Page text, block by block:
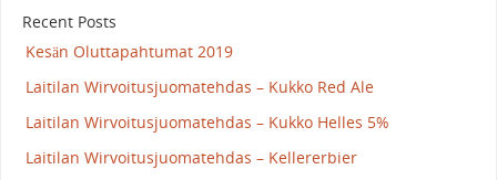
Recent Posts
Kesän Oluttapahtumat 2019
Laitilan Wirvoitusjuomatehdas – Kukko Red Ale
Laitilan Wirvoitusjuomatehdas – Kukko Helles 5%
Laitilan Wirvoitusjuomatehdas – Kellererbier